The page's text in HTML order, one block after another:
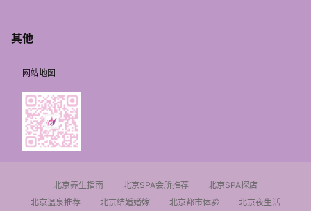
其他
网站地图
北京养生指南 北京SPA会所推荐
北京SPA探店
北京温泉推荐
北京结婚婚嫁 北京都市体验 北京夜生活